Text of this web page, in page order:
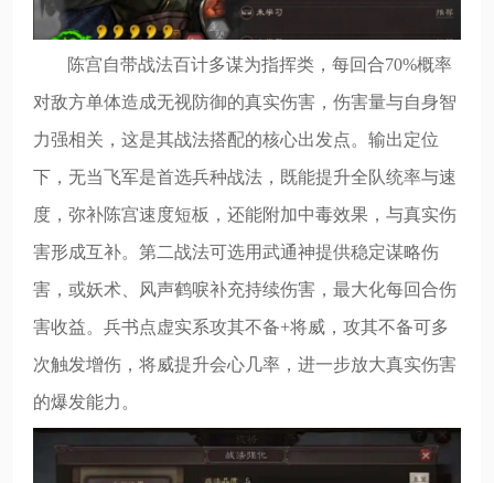
陈宫自带战法百计多谋为指挥类，每回合70%概率
对敌方单体造成无视防御的真实伤害，伤害量与自身智
力强相关，这是其战法搭配的核心出发点。输出定位
下，无当飞军是首选兵种战法，既能提升全队统率与速
度，弥补陈宫速度短板，还能附加中毒效果，与真实伤
害形成互补。第二战法可选用武通神提供稳定谋略伤
害，或妖术、风声鹤唳补充持续伤害，最大化每回合伤
害收益。兵书点虚实系攻其不备+将威，攻其不备可多
次触发增伤，将威提升会心几率，进一步放大真实伤害
的爆发能力。